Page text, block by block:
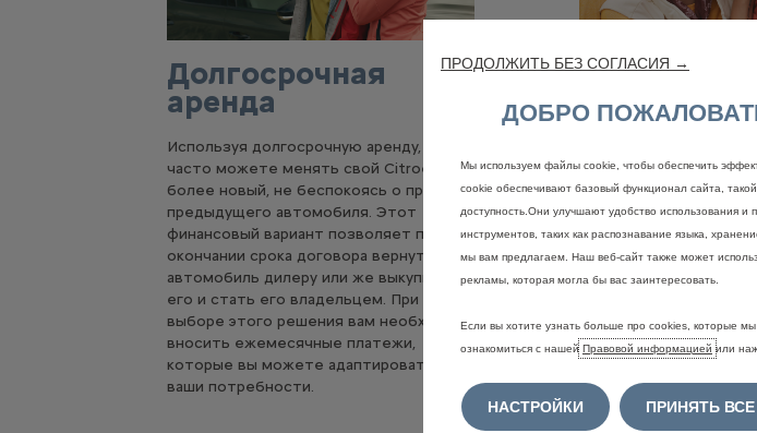
Долгосрочная
аренда
Используя долгосрочную аренду, вы
часто можете менять свой Citroën на
более новый, не беспокоясь о продаже
предыдущего автомобиля. Этот
финансовый вариант позволяет по
окончании срока договора вернуть
автомобиль дилеру или же выкупить
его и стать его владельцем. При
выборе этого решения вам необходимо
вносить ежемесячные платежи,
которые вы можете адаптировать под
ваши потребности.
лизинг
финансового лизинга
100% стоимости
автомобиля. Чтобы
вам необходимо
продавцом о периоде
размере ежемесячных
ПРОДОЛЖИТЬ БЕЗ СОГЛАСИЯ →
ДОБРО
Мы используем файлы cookie, чтобы обеспечить
cookie обеспечивают базовый функционал сайта,
доступность.Они улучшают удобство использования
инструментов, таких как распознавание языка,
мы вам предлагаем. Наш веб-сайт также может
рекламы, которая могла бы вас заинтересовать.
Если вы хотите узнать больше про cookies, которые
ознакомиться с нашей Правовой информацией или
НАСТРОЙКИ ПРИНЯТЬ ВСЕ